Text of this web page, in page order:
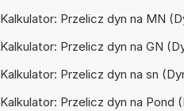
Kalkulator: Przelicz dyn na MN
Kalkulator: Przelicz dyn na GN
Kalkulator: Przelicz dyn na sn
Kalkulator: Przelicz dyn na Pond